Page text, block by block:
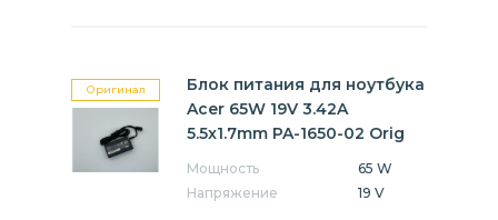
Оригинал
Блок питания для ноутбука
Acer 65W 19V 3.42A
5.5x1.7mm PA-1650-02 Orig
Мощность
65 W
Напряжение
19 V